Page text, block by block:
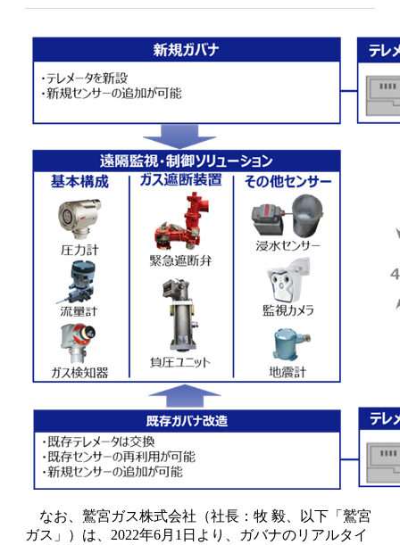
なお、鷲宮ガス株式会社（社長：牧 毅、以下「鷲宮
ガス」）は、2022年6月1日より、ガバナのリアルタイ